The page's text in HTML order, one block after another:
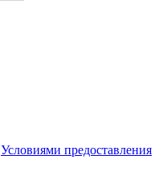
Условиями предоставления